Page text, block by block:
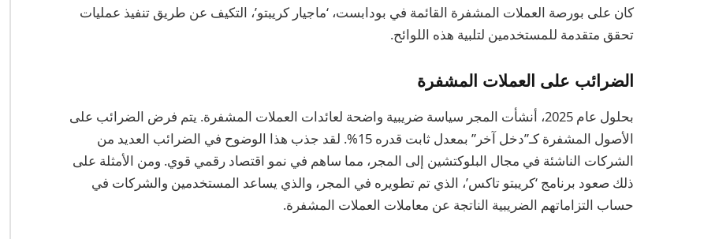
كان على بورصة العملات المشفرة القائمة في بودابست، ‘ماجيار كريبتو’، التكيف عن طريق تنفيذ عمليات
تحقق متقدمة للمستخدمين لتلبية هذه اللوائح.
الضرائب على العملات المشفرة
بحلول عام 2025، أنشأت المجر سياسة ضريبية واضحة لعائدات العملات المشفرة. يتم فرض الضرائب على
الأصول المشفرة كـ”دخل آخر” بمعدل ثابت قدره 15%. لقد جذب هذا الوضوح في الضرائب العديد من
الشركات الناشئة في مجال البلوكتشين إلى المجر، مما ساهم في نمو اقتصاد رقمي قوي. ومن الأمثلة على
ذلك صعود برنامج ‘كريبتو تاكس’، الذي تم تطويره في المجر، والذي يساعد المستخدمين والشركات في
حساب التزاماتهم الضريبية الناتجة عن معاملات العملات المشفرة.